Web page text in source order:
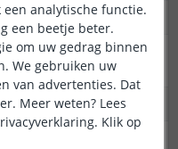
analytische functie.
een beetje beter.
om uw gedrag binnen
We gebruiken uw
van advertenties. Dat
Meer weten? Lees
Klik op